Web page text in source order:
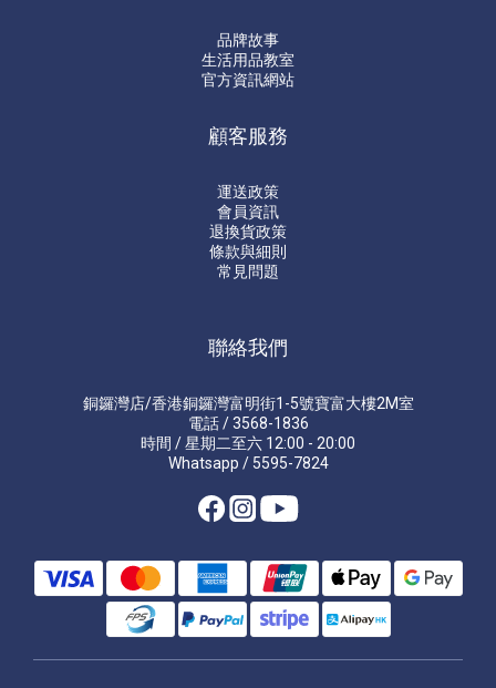
品牌故事
生活用品教室
官方資訊網站
顧客服務
運送政策
會員資訊
退換貨政策
條款與細則
常見問題
聯絡我們
銅鑼灣店/香港銅鑼灣富明街1-5號寶富大樓2M室
電話 / 3568-1836
時間 / 星期二至六 12:00 - 20:00
Whatsapp / 5595-7824